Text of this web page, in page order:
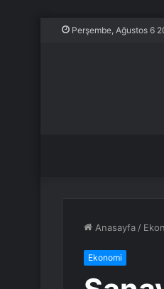
Perşembe, Ağustos 6
Anasayfa /
Ekonomi